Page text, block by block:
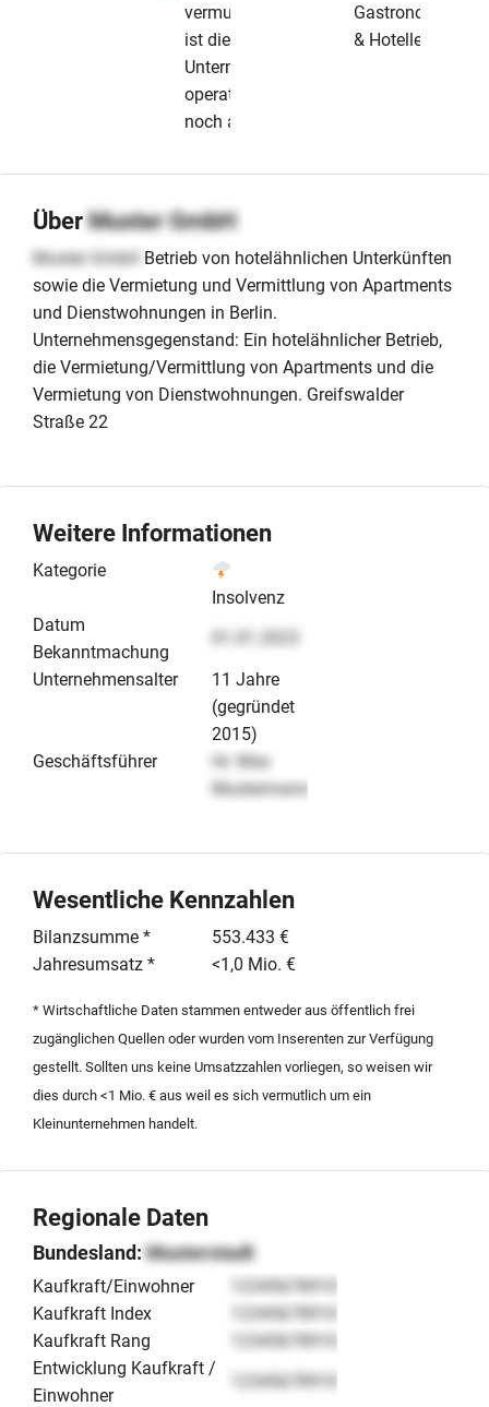
vermutlich
ist dieses
Unternehmen
operativ
noch aktiv
Gastronomie
& Hotellerie
ÜberMuster GmbH
Muster GmbH Betrieb von hotelähnlichen Unterkünften
sowie die Vermietung und Vermittlung von Apartments
und Dienstwohnungen in Berlin.
Unternehmensgegenstand: Ein hotelähnlicher Betrieb,
die Vermietung/Vermittlung von Apartments und die
Vermietung von Dienstwohnungen. Greifswalder
Straße 22
Weitere Informationen
Kategorie
Insolvenz
Datum
Bekanntmachung
Unternehmensalter
11 Jahre
(gegründet
2015)
Geschäftsführer
Hr. Max
Mustermann
Wesentliche Kennzahlen
Bilanzsumme *
553.433 €
Jahresumsatz *
<1,0 Mio. €
* Wirtschaftliche Daten stammen entweder aus öffentlich frei
zugänglichen Quellen oder wurden vom Inserenten zur Verfügung
gestellt. Sollten uns keine Umsatzzahlen vorliegen, so weisen wir
dies durch <1 Mio. € aus weil es sich vermutlich um ein
Kleinunternehmen handelt.
Regionale Daten
Bundesland: Musterstadt
Kaufkraft/Einwohner
12345678910
Kaufkraft Index
12345678910
Kaufkraft Rang
12345678910
Entwicklung Kaufkraft /
Einwohner
12345678910